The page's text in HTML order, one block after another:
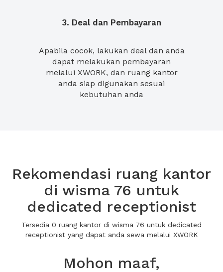
3. Deal dan Pembayaran
Apabila cocok, lakukan deal dan anda
dapat melakukan pembayaran
melalui XWORK, dan ruang kantor
anda siap digunakan sesuai
kebutuhan anda
Rekomendasi ruang kantor
di wisma 76 untuk
dedicated receptionist
Tersedia 0 ruang kantor di wisma 76 untuk dedicated
receptionist yang dapat anda sewa melalui XWORK
Mohon maaf,